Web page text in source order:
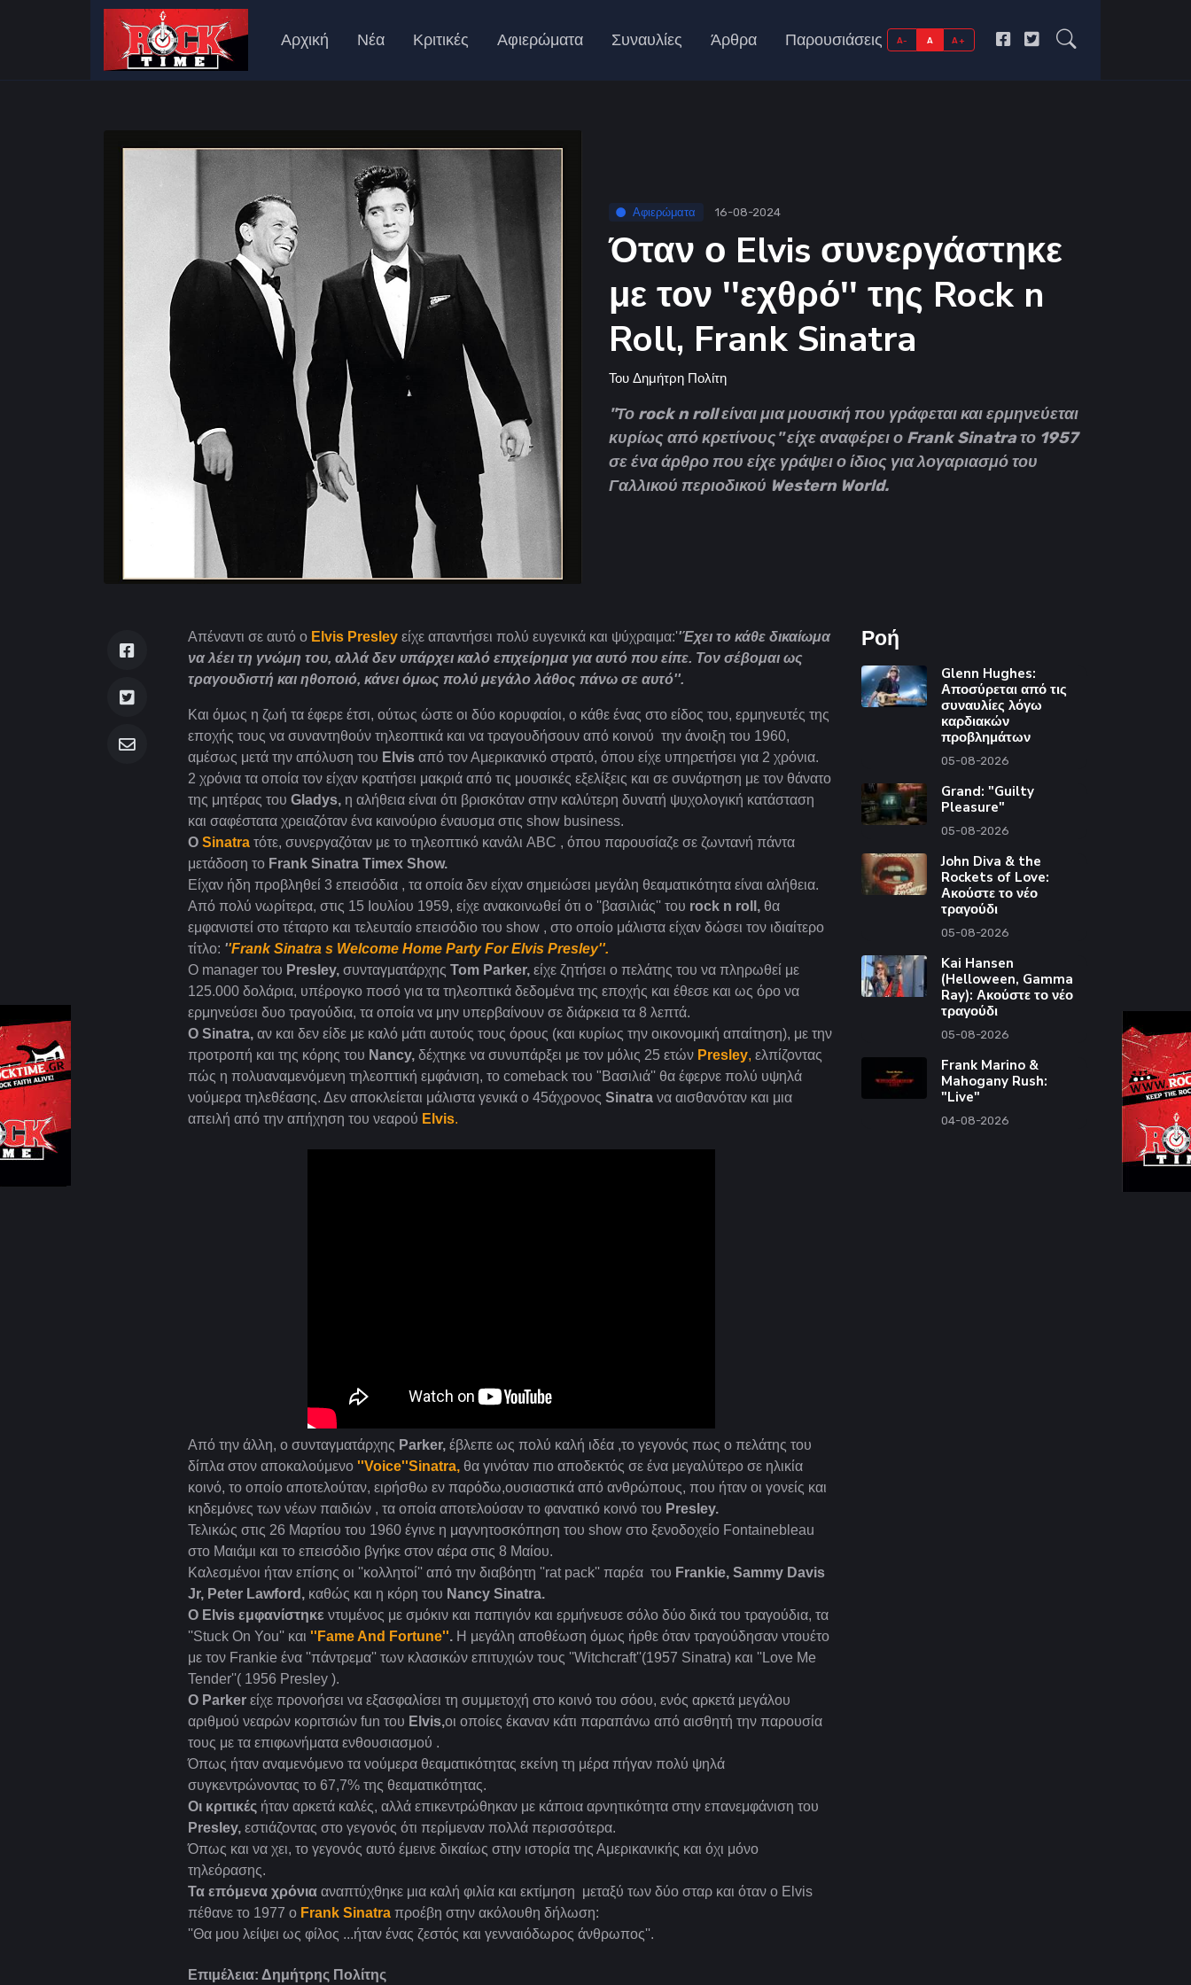
Αρχική Νέα Κριτικές Αφιερώματα Συναυλίες Άρθρα Παρουσιάσεις A- A A+
Αφιερώματα 16-08-2024
Όταν ο Elvis συνεργάστηκε
με τον ''εχθρό'' της Rock n
Roll, Frank Sinatra
Του Δημήτρη Πολίτη
''Το rock n roll είναι μια μουσική που γράφεται και ερμηνεύεται
κυρίως από κρετίνους'' είχε αναφέρει ο Frank Sinatra το 1957
σε ένα άρθρο που είχε γράψει ο ίδιος για λογαριασμό του
Γαλλικού περιοδικού Western World.
Aπέναντι σε αυτό ο Elvis Presley είχε απαντήσει πολύ ευγενικά και ψύχραιμα:''Έχει το κάθε δικαίωμα
να λέει τη γνώμη του, αλλά δεν υπάρχει καλό επιχείρημα για αυτό που είπε. Τον σέβομαι ως
τραγουδιστή και ηθοποιό, κάνει όμως πολύ μεγάλο λάθος πάνω σε αυτό''.
Και όμως η ζωή τα έφερε έτσι, ούτως ώστε οι δύο κορυφαίοι, ο κάθε ένας στο είδος του, ερμηνευτές της
εποχής τους να συναντηθούν τηλεοπτικά και να τραγουδήσουν από κοινού την άνοιξη του 1960,
αμέσως μετά την απόλυση του Elvis από τον Αμερικανικό στρατό, όπου είχε υπηρετήσει για 2 χρόνια.
2 χρόνια τα οποία τον είχαν κρατήσει μακριά από τις μουσικές εξελίξεις και σε συνάρτηση με τον θάνατο
της μητέρας του Gladys, η αλήθεια είναι ότι βρισκόταν στην καλύτερη δυνατή ψυχολογική κατάσταση
και σαφέστατα χρειαζόταν ένα καινούριο έναυσμα στις show business.
Ο Sinatra τότε, συνεργαζόταν με το τηλεοπτικό κανάλι ABC , όπου παρουσίαζε σε ζωντανή πάντα
μετάδοση το Frank Sinatra Timex Show.
Είχαν ήδη προβληθεί 3 επεισόδια , τα οποία δεν είχαν σημειώσει μεγάλη θεαματικότητα είναι αλήθεια.
Από πολύ νωρίτερα, στις 15 Ιουλίου 1959, είχε ανακοινωθεί ότι ο ''βασιλιάς'' του rock n roll, θα
εμφανιστεί στο τέταρτο και τελευταίο επεισόδιο του show , στο οποίο μάλιστα είχαν δώσει τον ιδιαίτερο
τίτλο: ''Frank Sinatra s Welcome Home Party For Elvis Presley''.
O manager του Presley, συνταγματάρχης Tom Parker, είχε ζητήσει ο πελάτης του να πληρωθεί με
125.000 δολάρια, υπέρογκο ποσό για τα τηλεοπτικά δεδομένα της εποχής και έθεσε και ως όρο να
ερμηνεύσει δυο τραγούδια, τα οποία να μην υπερβαίνουν σε διάρκεια τα 8 λεπτά.
Ο Sinatra, αν και δεν είδε με καλό μάτι αυτούς τους όρους (και κυρίως την οικονομική απαίτηση), με την
προτροπή και της κόρης του Nancy, δέχτηκε να συνυπάρξει με τον μόλις 25 ετών Presley, ελπίζοντας
πώς η πολυαναμενόμενη τηλεοπτική εμφάνιση, το comeback του "Βασιλιά'' θα έφερνε πολύ υψηλά
νούμερα τηλεθέασης. Δεν αποκλείεται μάλιστα γενικά ο 45άχρονος Sinatra να αισθανόταν και μια
απειλή από την απήχηση του νεαρού Elvis.
Από την άλλη, ο συνταγματάρχης Parker, έβλεπε ως πολύ καλή ιδέα ,το γεγονός πως ο πελάτης του
δίπλα στον αποκαλούμενο ''Voice''Sinatra, θα γινόταν πιο αποδεκτός σε ένα μεγαλύτερο σε ηλικία
κοινό, το οποίο αποτελούταν, ειρήσθω εν παρόδω,ουσιαστικά από ανθρώπους, που ήταν οι γονείς και
κηδεμόνες των νέων παιδιών , τα οποία αποτελούσαν το φανατικό κοινό του Presley.
Τελικώς στις 26 Μαρτίου του 1960 έγινε η μαγνητοσκόπηση του show στο ξενοδοχείο Fontainebleau
στο Μαιάμι και το επεισόδιο βγήκε στον αέρα στις 8 Μαίου.
Καλεσμένοι ήταν επίσης οι ''κολλητοί'' από την διαβόητη ''rat pack'' παρέα του Frankie, Sammy Davis
Jr, Peter Lawford, καθώς και η κόρη του Nancy Sinatra.
Ο Elvis εμφανίστηκε ντυμένος με σμόκιν και παπιγιόν και ερμήνευσε σόλο δύο δικά του τραγούδια, τα
''Stuck On You'' και ''Fame And Fortune''. Η μεγάλη αποθέωση όμως ήρθε όταν τραγούδησαν ντουέτο
με τον Frankie ένα ''πάντρεμα'' των κλασικών επιτυχιών τους ''Witchcraft''(1957 Sinatra) και ''Love Me
Tender''( 1956 Presley ).
O Parker είχε προνοήσει να εξασφαλίσει τη συμμετοχή στο κοινό του σόου, ενός αρκετά μεγάλου
αριθμού νεαρών κοριτσιών fun του Elvis,oι οποίες έκαναν κάτι παραπάνω από αισθητή την παρουσία
τους με τα επιφωνήματα ενθουσιασμού .
Όπως ήταν αναμενόμενο τα νούμερα θεαματικότητας εκείνη τη μέρα πήγαν πολύ ψηλά
συγκεντρώνοντας το 67,7% της θεαματικότητας.
Οι κριτικές ήταν αρκετά καλές, αλλά επικεντρώθηκαν με κάποια αρνητικότητα στην επανεμφάνιση του
Presley, εστιάζοντας στο γεγονός ότι περίμεναν πολλά περισσότερα.
Όπως και να χει, το γεγονός αυτό έμεινε δικαίως στην ιστορία της Αμερικανικής και όχι μόνο
τηλεόρασης.
Τα επόμενα χρόνια αναπτύχθηκε μια καλή φιλία και εκτίμηση μεταξύ των δύο σταρ και όταν ο Elvis
πέθανε το 1977 ο Frank Sinatra προέβη στην ακόλουθη δήλωση:
''Θα μου λείψει ως φίλος ...ήταν ένας ζεστός και γενναιόδωρος άνθρωπος''.
Επιμέλεια: Δημήτρης Πολίτης
Ροή
Glenn Hughes:
Αποσύρεται από τις
συναυλίες λόγω
καρδιακών
προβλημάτων
05-08-2026
Grand: "Guilty
Pleasure"
05-08-2026
John Diva & the
Rockets of Love:
Ακούστε το νέο
τραγούδι
05-08-2026
Kai Hansen
(Helloween, Gamma
Ray): Ακούστε το νέο
τραγούδι
05-08-2026
Frank Marino &
Mahogany Rush:
"Live"
04-08-2026